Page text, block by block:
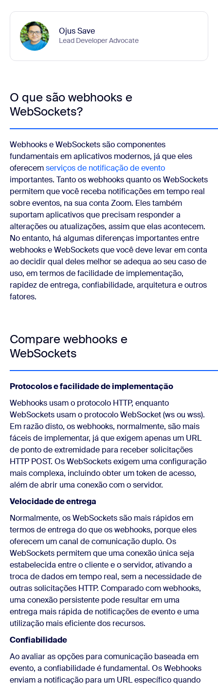
Ojus Save
Lead Developer Advocate
O que são webhooks e
WebSockets?
Webhooks e WebSockets são componentes
fundamentais em aplicativos modernos, já que eles
oferecemserviços de notificação de evento
importantes. Tanto os webhooks quanto os WebSockets
permitem que você receba notificações em tempo real
sobre eventos, na sua conta Zoom. Eles também
suportam aplicativos que precisam responder a
alterações ou atualizações, assim que elas acontecem.
No entanto, há algumas diferenças importantes entre
webhooks e WebSockets que você deve levar em conta
ao decidir qual deles melhor se adequa ao seu caso de
uso, em termos de facilidade de implementação,
rapidez de entrega, confiabilidade, arquitetura e outros
fatores.
Compare webhooks e
WebSockets
Protocolos e facilidade de implementação
Webhooks usam o protocolo HTTP, enquanto
WebSockets usam o protocolo WebSocket (ws ou wss).
Em razão disto, os webhooks, normalmente, são mais
fáceis de implementar, já que exigem apenas um URL
de ponto de extremidade para receber solicitações
HTTP POST. Os WebSockets exigem uma configuração
mais complexa, incluindo obter um token de acesso,
além de abrir uma conexão com o servidor.
Velocidade de entrega
Normalmente, os WebSockets são mais rápidos em
termos de entrega do que os webhooks, porque eles
oferecem um canal de comunicação duplo. Os
WebSockets permitem que uma conexão única seja
estabelecida entre o cliente e o servidor, ativando a
troca de dados em tempo real, sem a necessidade de
outras solicitações HTTP. Comparado com webhooks,
uma conexão persistente pode resultar em uma
entrega mais rápida de notificações de evento e uma
utilização mais eficiente dos recursos.
Confiabilidade
Ao avaliar as opções para comunicação baseada em
evento, a confiabilidade é fundamental. Os Webhooks
enviam a notificação para um URL específico quando